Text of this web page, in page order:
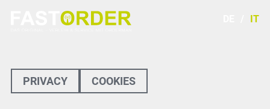
IT
PRIVACY COOKIES